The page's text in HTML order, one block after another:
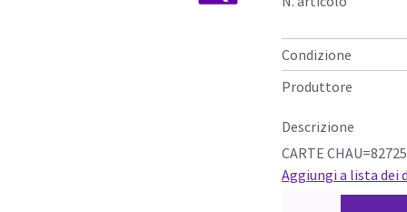
Condizione
Produttore
Descrizione
CARTE
Aggiungi a lista dei